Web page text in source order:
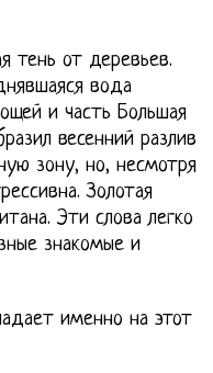
тень от деревьев.
вода
и часть Большая
весенний разлив
зону, но, несмотря
Золотая
Эти слова легко
знакомые и
именно на этот